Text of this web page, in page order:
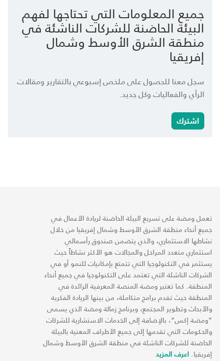
جميع المعلومات التي تحتاجها لفهم
البيئة الحاضنة للشركات الناشئة في
منطقة الشرق الأوسط وشمال
إفريقيا
سجل معنا للحصول على ملخص إسبوعي بالتقارير ومقالات
الرأي والفعاليات وكل جديد.
اشترك
تعمل ومضة على تسريع البيئة الحاضنة لريادة الأعمال في
جميع أنحاء منطقة الشرق الأوسط وشمال إفريقيا من خلال
نشاطها الاستثماري، والذي يتضمن صندوق رأسمالي
استثماري متعدد المراحل والمجالات هو الأكثر نشاطاً حيث
يستثمر في التكنولوجيا التي تتمتع بإمكانيات للنمو أو في
الشركات الناشئة التي تعتمد على التكنولوجيا في جميع أنحاء
المنطقة. كما تعتبر ومضة المنصة المعرفية الرائدة في
المنطقة حيث تقدم برامج متكاملة، من بينها الريادة الفكرية
والأبحاث وتطوير المجتمع، وبرنامج زمالة ومضة الذي يسمى
“ومضة إكس“، بالإضافة إلى الخدمات الاستشارية للشركات
والحكومات التي تقدمها إلى جميع الأطراف المعنية بالبيئة
الحاضنة للشركات الناشئة في منطقة الشرق الأوسط وشمال
إفريقيا. اعرف المزيد